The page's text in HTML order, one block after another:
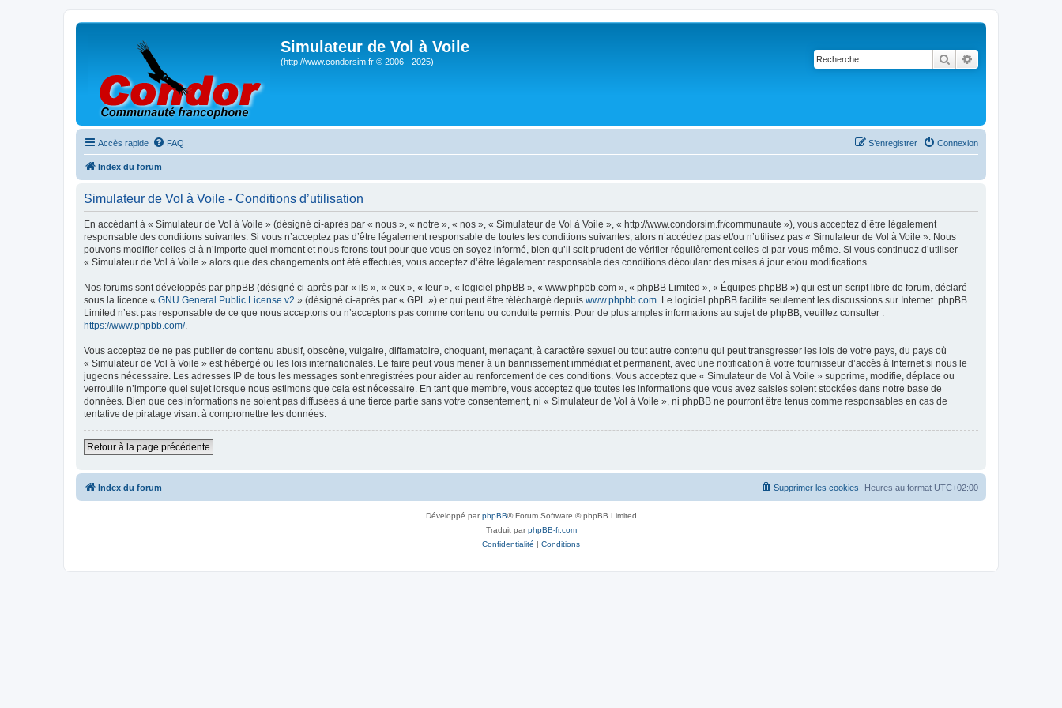
Simulateur de Vol à Voile
(http://www.condorsim.fr © 2006 - 2025) Rechercher
Accès rapide FAQ Connexion
S’enregistrer
Index du forum
Simulateur de Vol à Voile - Conditions d’utilisation
En accédant à « Simulateur de Vol à Voile » (désigné ci-après par « nous », « notre », « nos », « Simulateur de Vol à Voile », « http://www.condorsim.fr/communaute »), vous acceptez d’être légalement
responsable des conditions suivantes. Si vous n’acceptez pas d’être légalement responsable de toutes les conditions suivantes, alors n’accédez pas et/ou n’utilisez pas « Simulateur de Vol à Voile ». Nous
pouvons modifier celles-ci à n’importe quel moment et nous ferons tout pour que vous en soyez informé, bien qu’il soit prudent de vérifier régulièrement celles-ci par vous-même. Si vous continuez d’utiliser
« Simulateur de Vol à Voile » alors que des changements ont été effectués, vous acceptez d’être légalement responsable des conditions découlant des mises à jour et/ou modifications.
Nos forums sont développés par phpBB (désigné ci-après par « ils », « eux », « leur », « logiciel phpBB », « www.phpbb.com », « phpBB Limited », « Équipes phpBB ») qui est un script libre de forum, déclaré
sous la licence « GNU General Public License v2 » (désigné ci-après par « GPL ») et qui peut être téléchargé depuis www.phpbb.com. Le logiciel phpBB facilite seulement les discussions sur Internet. phpBB
Limited n’est pas responsable de ce que nous acceptons ou n’acceptons pas comme contenu ou conduite permis. Pour de plus amples informations au sujet de phpBB, veuillez consulter :
https://www.phpbb.com/.
Vous acceptez de ne pas publier de contenu abusif, obscène, vulgaire, diffamatoire, choquant, menaçant, à caractère sexuel ou tout autre contenu qui peut transgresser les lois de votre pays, du pays où
« Simulateur de Vol à Voile » est hébergé ou les lois internationales. Le faire peut vous mener à un bannissement immédiat et permanent, avec une notification à votre fournisseur d’accès à Internet si nous le
jugeons nécessaire. Les adresses IP de tous les messages sont enregistrées pour aider au renforcement de ces conditions. Vous acceptez que « Simulateur de Vol à Voile » supprime, modifie, déplace ou
verrouille n’importe quel sujet lorsque nous estimons que cela est nécessaire. En tant que membre, vous acceptez que toutes les informations que vous avez saisies soient stockées dans notre base de
données. Bien que ces informations ne soient pas diffusées à une tierce partie sans votre consentement, ni « Simulateur de Vol à Voile », ni phpBB ne pourront être tenus comme responsables en cas de
tentative de piratage visant à compromettre les données.
Retour à la page précédente
Index du forum Heures au format UTC+02:00
Supprimer les cookies
Développé parphpBB® Forum Software © phpBB Limited
Traduit parphpBB-fr.com
Confidentialité | Conditions